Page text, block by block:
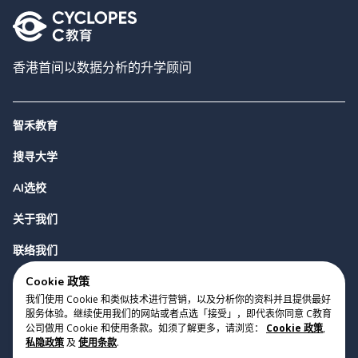
香港首间以数据分析的升学顾问
智禾教育
搜寻大学
AI选校
关于我们
联络我们
版权 2023 Cyclopes® •
Cookie 政策
我们使用 Cookie 和类似技术进行营销，以及分析你的资料并且提供最好
服务体验。继续使用我们的网站或者点选「接受」，即代表你同意 C教育
公司做用 Cookie 和使用条款。如须了解更多，请浏览：
Cookie 政策,
私隐政策及 使用条款.